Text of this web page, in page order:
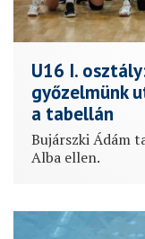
U16 I.
győzelmünk
a tabellán
Bujárszki Ádám
Alba ellen.